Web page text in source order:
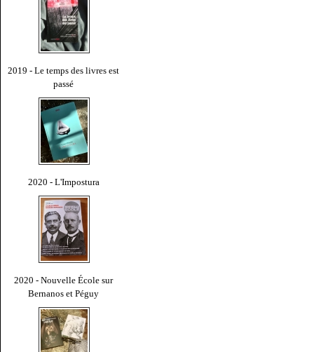
2019 - Le temps des livres est
passé
2020 - L'Impostura
2020 - Nouvelle École sur
Bernanos et Péguy